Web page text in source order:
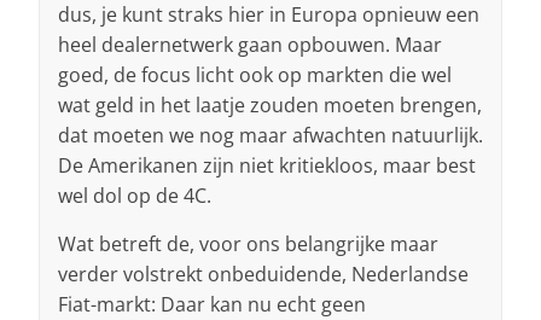
dus, je kunt straks hier in Europa opnieuw een
heel dealernetwerk gaan opbouwen. Maar
goed, de focus licht ook op markten die wel
wat geld in het laatje zouden moeten brengen,
dat moeten we nog maar afwachten natuurlijk.
De Amerikanen zijn niet kritiekloos, maar best
wel dol op de 4C.
Wat betreft de, voor ons belangrijke maar
verder volstrekt onbeduidende, Nederlandse
Fiat-markt: Daar kan nu echt geen